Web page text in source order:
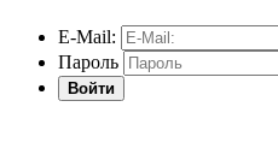
E-Mail:
Пароль
Войти